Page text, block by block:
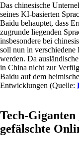
Das chinesische
seines KI-basierten
Baidu behauptet, dass
zugrunde liegenden
insbesondere bei
soll nun in verschiedene
werden. Da
in China nicht zur
Baidu auf dem
Entwicklungen (Quelle:
Tech-
gefälschte